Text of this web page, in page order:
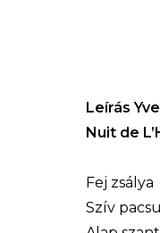
Leírás
Nuit de
Fej zsálya
Szív